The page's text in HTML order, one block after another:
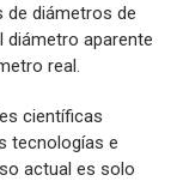
de diámetros de
diámetro aparente
real.
científicas
tecnologías e
actual es solo